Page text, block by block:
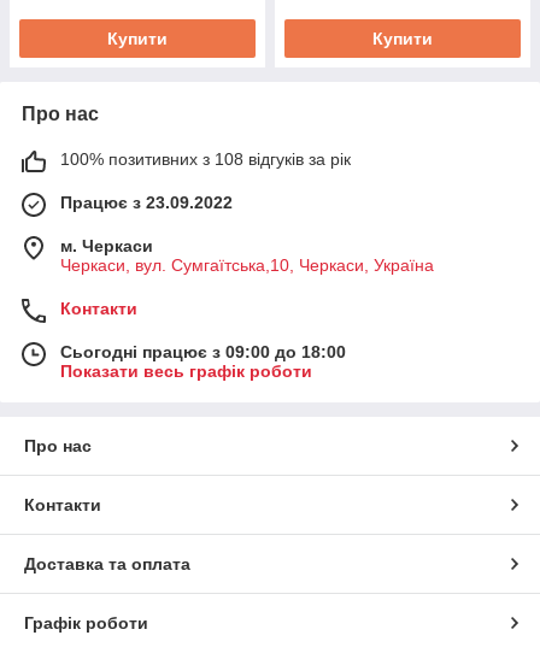
Купити Купити
Про нас
100% позитивних з 108 відгуків за рік
Працює з 23.09.2022
м. Черкаси
Черкаси, вул. Сумгаїтська,10, Черкаси, Україна
Контакти
Сьогодні працює з 09:00 до 18:00
Показати весь графік роботи
Про нас
Контакти
Доставка та оплата
Графік роботи